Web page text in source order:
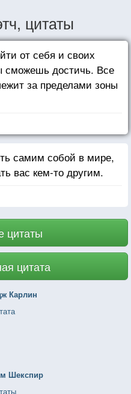
цитаты
от себя и своих
сможешь достичь. Все
за пределами зоны
самим собой в мире,
вас кем-то другим.
цитаты
цитата
Карлин
Шекспир